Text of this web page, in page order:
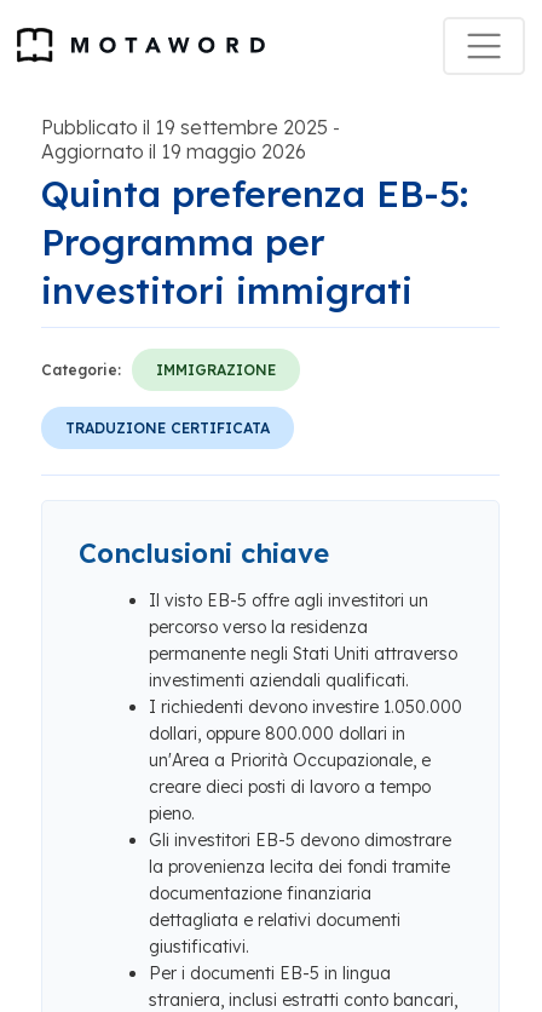
Pubblicato il 19 settembre 2025 -
Aggiornato il 19 maggio 2026
Quinta preferenza EB-5:
Programma per
investitori immigrati
Categorie: IMMIGRAZIONE
TRADUZIONE CERTIFICATA
Conclusioni chiave
Il visto EB-5 offre agli investitori un
percorso verso la residenza
permanente negli Stati Uniti attraverso
investimenti aziendali qualificati.
I richiedenti devono investire 1.050.000
dollari, oppure 800.000 dollari in
un'Area a Priorità Occupazionale, e
creare dieci posti di lavoro a tempo
pieno.
Gli investitori EB-5 devono dimostrare
la provenienza lecita dei fondi tramite
documentazione finanziaria
dettagliata e relativi documenti
giustificativi.
Per i documenti EB-5 in lingua
straniera, inclusi estratti conto bancari,